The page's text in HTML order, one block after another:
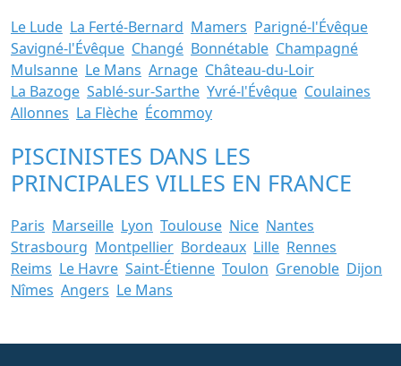
Le Lude La Ferté-Bernard Mamers Parigné-l'Évêque
Savigné-l'Évêque Changé Bonnétable Champagné
Mulsanne Le Mans Arnage Château-du-Loir
La Bazoge Sablé-sur-Sarthe Yvré-l'Évêque Coulaines
Allonnes La Flèche Écommoy
PISCINISTES DANS LES
PRINCIPALES VILLES EN FRANCE
Paris Marseille Lyon Toulouse Nice Nantes
Strasbourg Montpellier Bordeaux Lille Rennes
Reims Le Havre Saint-Étienne Toulon Grenoble Dijon
Nîmes Angers Le Mans